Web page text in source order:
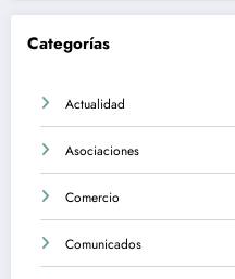
Categorías
Actualidad
Asociaciones
Comercio
Comunicados